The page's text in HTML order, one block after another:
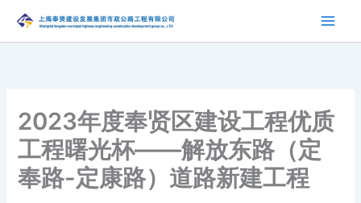
内
2023年度奉贤区建设工程优质
工程曙光杯——解放东路（定
奉路-定康路）道路新建工程